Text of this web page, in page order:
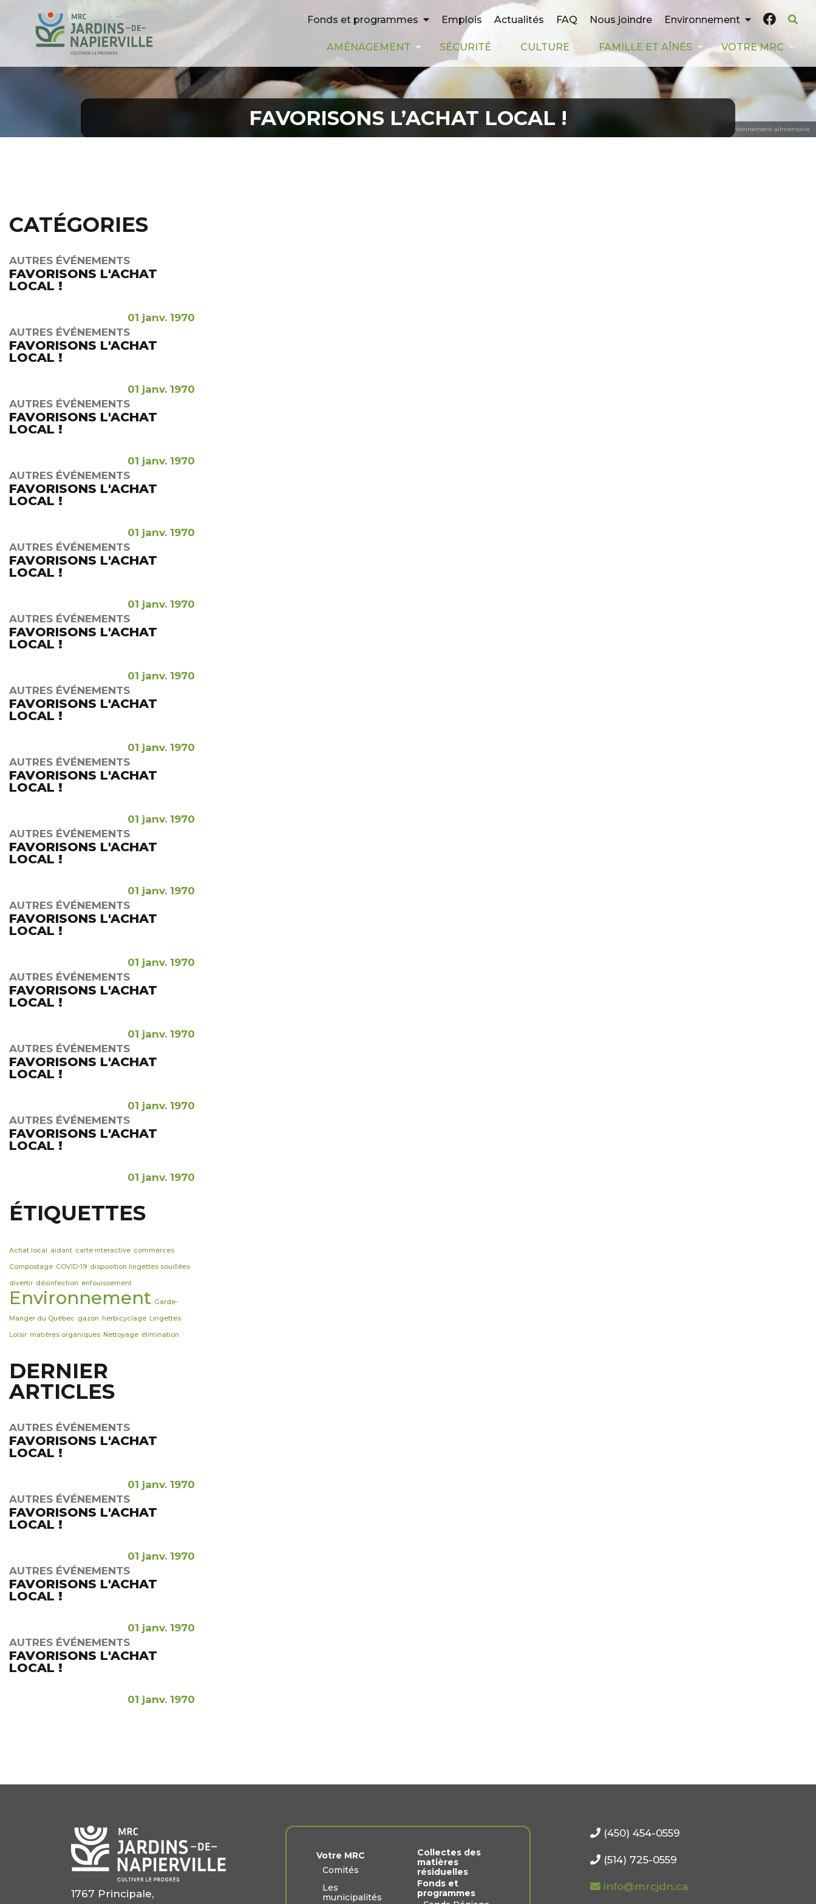
Fonds et programmes Emplois Actualités FAQ Nous joindre Environnement
AMÉNAGEMENT SÉCURITÉ CULTURE FAMILLE ET AÎNÉS VOTRE MRC
Conditionnement alimentaire
FAVORISONS L’ACHAT LOCAL !
CATÉGORIES
AUTRES ÉVÉNEMENTS
FAVORISONS L'ACHAT
LOCAL !
01 janv. 1970
AUTRES ÉVÉNEMENTS
FAVORISONS L'ACHAT
LOCAL !
01 janv. 1970
AUTRES ÉVÉNEMENTS
FAVORISONS L'ACHAT
LOCAL !
01 janv. 1970
AUTRES ÉVÉNEMENTS
FAVORISONS L'ACHAT
LOCAL !
01 janv. 1970
AUTRES ÉVÉNEMENTS
FAVORISONS L'ACHAT
LOCAL !
01 janv. 1970
AUTRES ÉVÉNEMENTS
FAVORISONS L'ACHAT
LOCAL !
01 janv. 1970
AUTRES ÉVÉNEMENTS
FAVORISONS L'ACHAT
LOCAL !
01 janv. 1970
AUTRES ÉVÉNEMENTS
FAVORISONS L'ACHAT
LOCAL !
01 janv. 1970
AUTRES ÉVÉNEMENTS
FAVORISONS L'ACHAT
LOCAL !
01 janv. 1970
AUTRES ÉVÉNEMENTS
FAVORISONS L'ACHAT
LOCAL !
01 janv. 1970
AUTRES ÉVÉNEMENTS
FAVORISONS L'ACHAT
LOCAL !
01 janv. 1970
AUTRES ÉVÉNEMENTS
FAVORISONS L'ACHAT
LOCAL !
01 janv. 1970
AUTRES ÉVÉNEMENTS
FAVORISONS L'ACHAT
LOCAL !
01 janv. 1970
ÉTIQUETTES
Achat local aidant carte interactive commerces
Compostage COVID-19 disposition lingettes souillées
divertir désinfection enfouissement
Environnement Garde-
Manger du Québec gazon herbicyclage Lingettes
Loisir matières organiques Nettoyage élimination
DERNIER
ARTICLES
AUTRES ÉVÉNEMENTS
FAVORISONS L'ACHAT
LOCAL !
01 janv. 1970
AUTRES ÉVÉNEMENTS
FAVORISONS L'ACHAT
LOCAL !
01 janv. 1970
AUTRES ÉVÉNEMENTS
FAVORISONS L'ACHAT
LOCAL !
01 janv. 1970
AUTRES ÉVÉNEMENTS
FAVORISONS L'ACHAT
LOCAL !
01 janv. 1970
1767 Principale,
Votre MRC
Comités
Les
municipalités
Collectes des
matières
résiduelles
Fonds et
programmes
(450) 454-0559
(514) 725-0559
info@mrcjdn.ca